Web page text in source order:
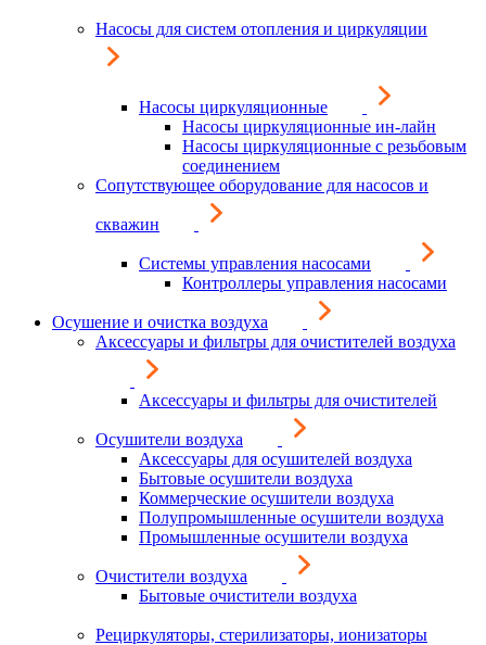
Насосы для систем отопления и циркуляции
Насосы циркуляционные
Насосы циркуляционные ин-лайн
Насосы циркуляционные с резьбовым
соединением
Сопутствующее оборудование для насосов и
скважин
Системы управления насосами
Контроллеры управления насосами
Осушение и очистка воздуха
Аксессуары и фильтры для очистителей воздуха
Аксессуары и фильтры для очистителей
Осушители воздуха
Аксессуары для осушителей воздуха
Бытовые осушители воздуха
Коммерческие осушители воздуха
Полупромышленные осушители воздуха
Промышленные осушители воздуха
Очистители воздуха
Бытовые очистители воздуха
Рециркуляторы, стерилизаторы, ионизаторы